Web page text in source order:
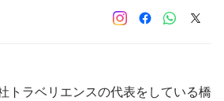
トラベリエンスの代表をしている橋